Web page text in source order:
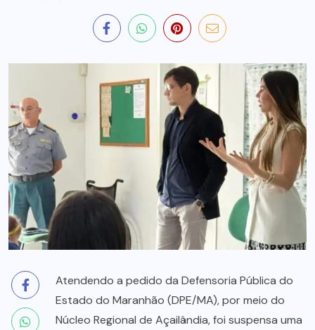
Atendendo a pedido da Defensoria Pública do
Estado do Maranhão (DPE/MA), por meio do
Núcleo Regional de Açailândia, foi suspensa uma